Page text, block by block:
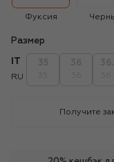
Фуксия
Размер
RU
Получите